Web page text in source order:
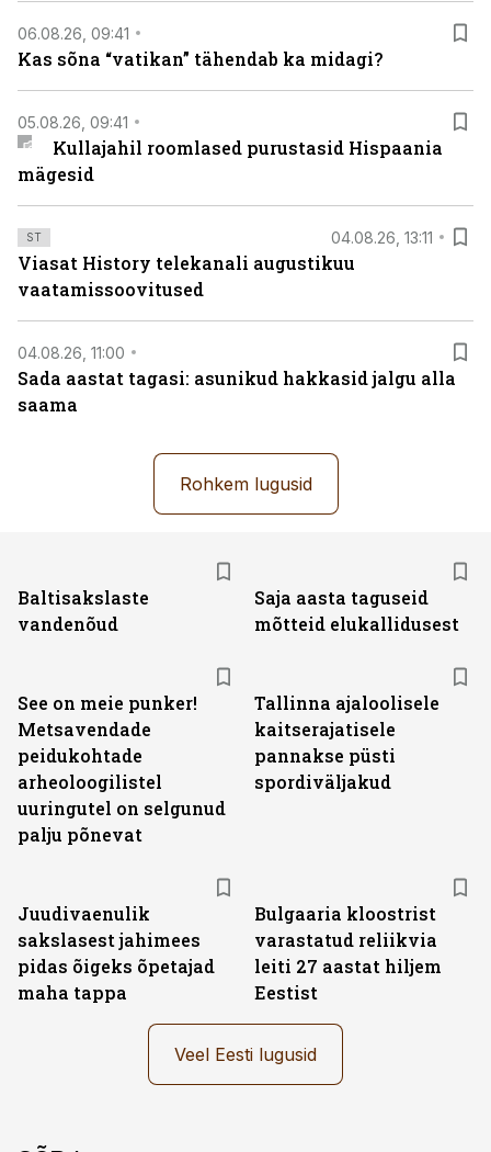
06.08.26, 09:41
Kas sõna “vatikan” tähendab ka midagi?
05.08.26, 09:41
Kullajahil roomlased purustasid Hispaania
mägesid
ST 04.08.26, 13:11
Viasat History telekanali augustikuu
vaatamissoovitused
04.08.26, 11:00
Sada aastat tagasi: asunikud hakkasid jalgu alla
saama
Rohkem lugusid
Baltisakslaste
vandenõud
Saja aasta taguseid
mõtteid elukallidusest
See on meie punker!
Metsavendade
peidukohtade
arheoloogilistel
uuringutel on selgunud
palju põnevat
Tallinna ajaloolisele
kaitserajatisele
pannakse püsti
spordiväljakud
Juudivaenulik
sakslasest jahimees
pidas õigeks õpetajad
maha tappa
Bulgaaria kloostrist
varastatud reliikvia
leiti 27 aastat hiljem
Eestist
Veel Eesti lugusid